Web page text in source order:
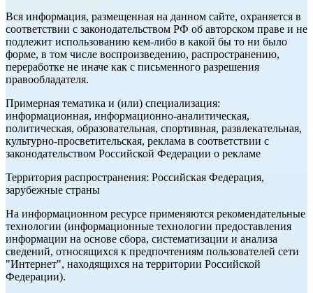
Вся информация, размещенная на данном сайте, охраняется в
соответствии с законодательством РФ об авторском праве и не
подлежит использованию кем-либо в какой бы то ни было
форме, в том числе воспроизведению, распространению,
переработке не иначе как с письменного разрешения
правообладателя.
Примерная тематика и (или) специализация:
информационная, информационно-аналитическая,
политическая, образовательная, спортивная, развлекательная,
культурно-просветительская, реклама в соответствии с
законодательством Российской Федерации о рекламе
Территория распространения: Российская Федерация,
зарубежные страны
На информационном ресурсе применяются рекомендательные
технологии (информационные технологии предоставления
информации на основе сбора, систематизации и анализа
сведений, относящихся к предпочтениям пользователей сети
"Интернет", находящихся на территории Российской
Федерации).